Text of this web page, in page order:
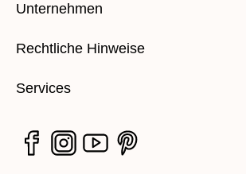
Unternehmen
Rechtliche Hinweise
Services